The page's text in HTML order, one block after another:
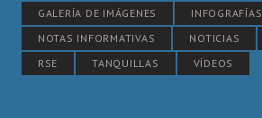
GALERÍA DE IMÁGENES
INFOGRAFÍAS
NOTAS INFORMATIVAS
NOTICIAS
RSE
TANQUILLAS VÍDEOS